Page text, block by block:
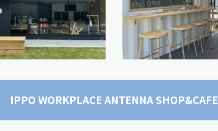
IPPO WORKPLACE ANTENNA SHOP&CAFE